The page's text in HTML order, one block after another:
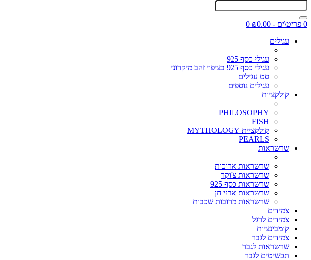
0 פריט\ים - ₪0.00
0
עגילים
עגילי כסף 925
עגילי כסף 925 בציפוי זהב מיקרוני
סט עגילים
עגילים נוספים
קולקציות
PHILOSOPHY
FISH
קולקציית MYTHOLOGY
PEARLS
שרשראות
שרשראות ארוכות
שרשראות צ'וקר
שרשראות כסף 925
שרשראות אבני חן
שרשראות מרובות שכבות
צמידים
צמידים לרגל
קומבינציות
צמידים לגבר
שרשראות לגבר
תכשיטים לגבר